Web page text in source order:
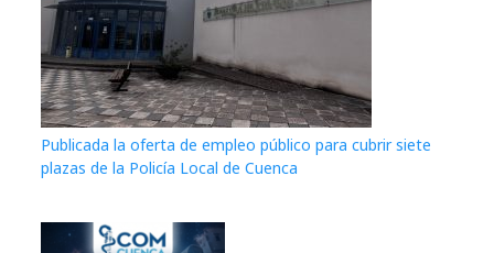
Publicada la oferta de empleo público para cubrir siete
plazas de la Policía Local de Cuenca